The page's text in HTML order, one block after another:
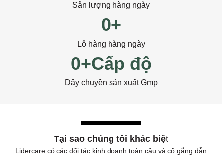
Sản lượng hàng ngày
Lô hàng hàng ngày
0+
Dây chuyền sản xuất Gmp
0+Cấp độ
Tại sao chúng tôi khác biệt
Lidercare có các đối tác kinh doanh toàn cầu và cố gắng dẫn